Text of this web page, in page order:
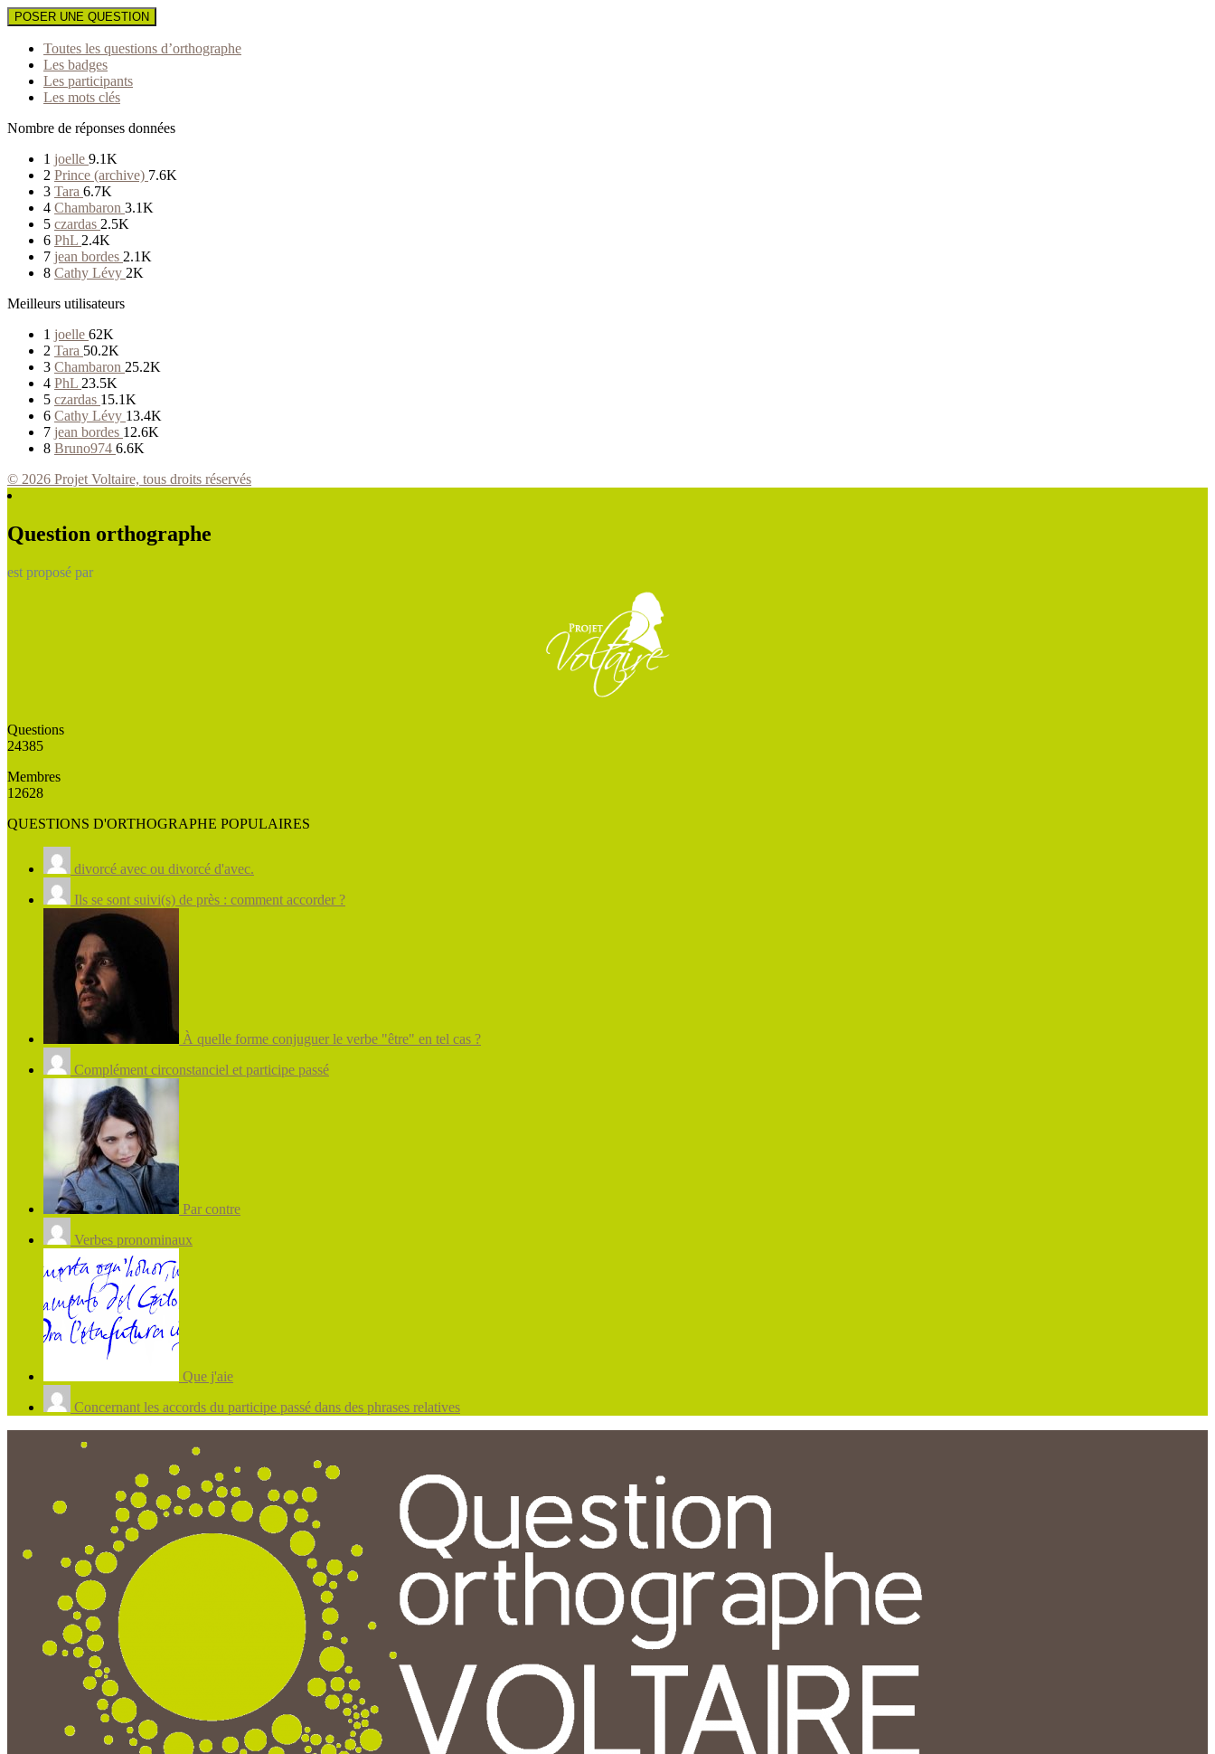
POSER UNE QUESTION
Toutes les questions d’orthographe
Les badges
Les participants
Les mots clés
Nombre de réponses données
1 joelle 9.1K
2 Prince (archive) 7.6K
3 Tara 6.7K
4 Chambaron 3.1K
5 czardas 2.5K
6 PhL 2.4K
7 jean bordes 2.1K
8 Cathy Lévy 2K
Meilleurs utilisateurs
1 joelle 62K
2 Tara 50.2K
3 Chambaron 25.2K
4 PhL 23.5K
5 czardas 15.1K
6 Cathy Lévy 13.4K
7 jean bordes 12.6K
8 Bruno974 6.6K
© 2026 Projet Voltaire, tous droits réservés
Question orthographe
est proposé par
Questions
24385
Membres
12628
QUESTIONS D'ORTHOGRAPHE POPULAIRES
divorcé avec ou divorcé d'avec.
Ils se sont suivi(s) de près : comment accorder ?
À quelle forme conjuguer le verbe "être" en tel cas ?
Complément circonstanciel et participe passé
Par contre
Verbes pronominaux
Que j'aie
Concernant les accords du participe passé dans des phrases relatives